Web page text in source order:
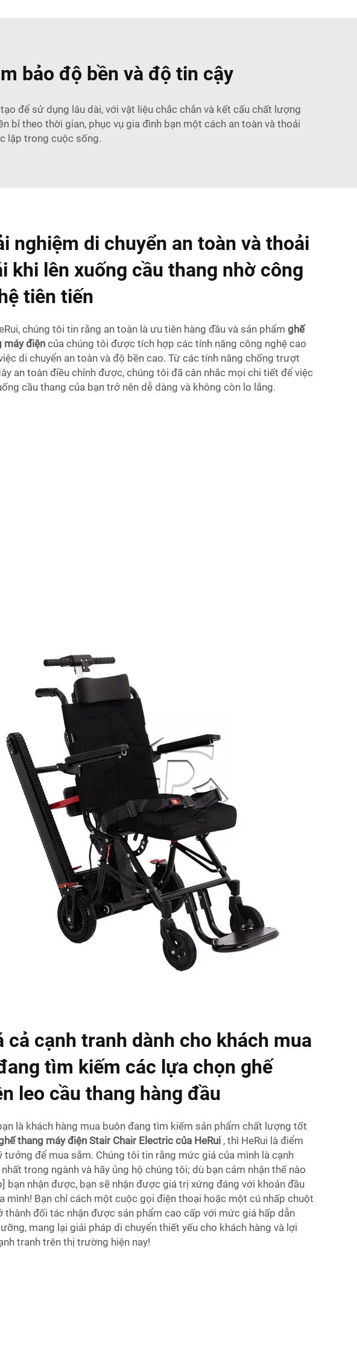
bảo độ bền và độ tin cậy
để sử dụng lâu dài, với vật liệu chắc chắn và kết cấu chất lượng
bỉ theo thời gian, phục vụ gia đình bạn một cách an toàn và thoải
lập trong cuộc sống.
nghiệm di chuyển an toàn và thoải
khi lên xuống cầu thang nhờ công
tiên tiến
chúng tôi tin rằng an toàn là ưu tiên hàng đầu và sản phẩm ghế
máy điện của chúng tôi được tích hợp các tính năng công nghệ cao
di chuyển an toàn và độ bền cao. Từ các tính năng chống trượt
an toàn điều chỉnh được, chúng tôi đã cân nhắc mọi chi tiết để việc
cầu thang của bạn trở nên dễ dàng và không còn lo lắng.
cả cạnh tranh dành cho khách mua
tìm kiếm các lựa chọn ghế
leo cầu thang hàng đầu
là khách hàng mua buôn đang tìm kiếm sản phẩm chất lượng tốt
thang máy điện Stair Chair Electric của HeRui , thì HeRui là điểm
tưởng để mua sắm. Chúng tôi tin rằng mức giá của mình là cạnh
trong ngành và hãy ủng hộ chúng tôi; dù bạn cảm nhận thế nào
bạn nhận được, bạn sẽ nhận được giá trị xứng đáng với khoản đầu
mình! Bạn chỉ cách một cuộc gọi điện thoại hoặc một cú nhấp chuột
thành đối tác nhận được sản phẩm cao cấp với mức giá hấp dẫn
mang lại giải pháp di chuyển thiết yếu cho khách hàng và lợi
tranh trên thị trường hiện nay!